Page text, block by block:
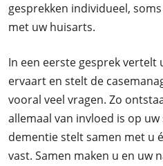
gesprekken individueel,
met uw huisarts.
In een eerste gesprek
ervaart en stelt de
vooral veel vragen. Zo
allemaal van invloed is op
dementie stelt samen met u
vast. Samen maken u en uw